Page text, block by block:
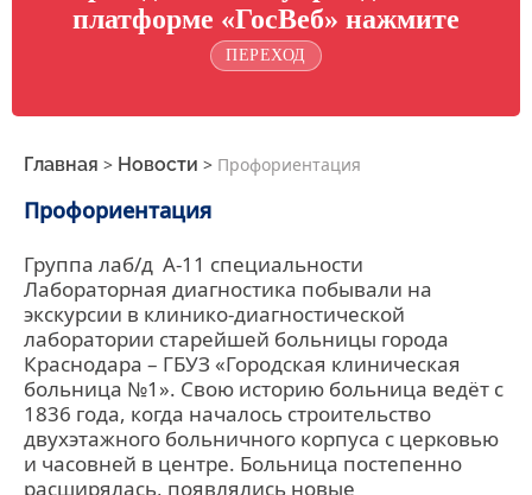
платформе «ГосВеб» нажмите
ПЕРЕХОД
Главная > Новости > Профориентация
Профориентация
Группа лаб/д А-11 специальности
Лабораторная диагностика побывали на
экскурсии в клинико-диагностической
лаборатории старейшей больницы города
Краснодара – ГБУЗ «Городская клиническая
больница №1». Свою историю больница ведёт с
1836 года, когда началось строительство
двухэтажного больничного корпуса с церковью
и часовней в центре. Больница постепенно
расширялась, появлялись новые